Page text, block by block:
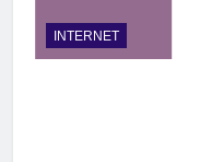
INTERNET